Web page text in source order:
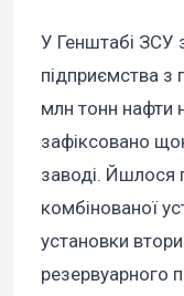
У Генштабі ЗСУ
підприємства з
млн тонн нафти
зафіксовано
заводі. Йшлося
комбінованої
установки
резервуарного